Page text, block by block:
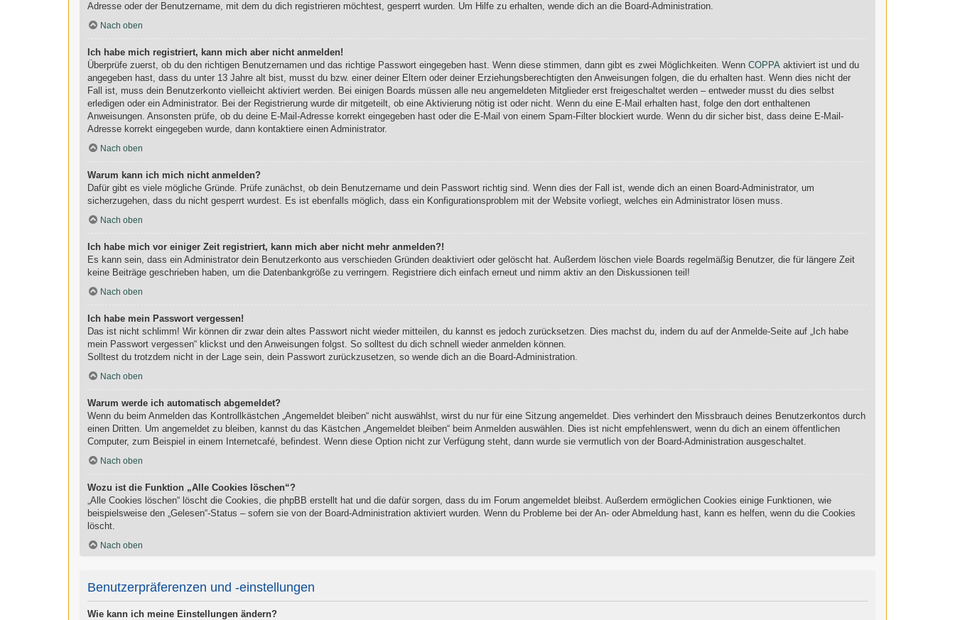
Adresse oder der Benutzername, mit dem du dich registrieren möchtest, gesperrt wurden. Um Hilfe zu erhalten, wende dich an die Board-Administration.
Nach oben
Ich habe mich registriert, kann mich aber nicht anmelden!
Überprüfe zuerst, ob du den richtigen Benutzernamen und das richtige Passwort eingegeben hast. Wenn diese stimmen, dann gibt es zwei Möglichkeiten. Wenn COPPA aktiviert ist und du
angegeben hast, dass du unter 13 Jahre alt bist, musst du bzw. einer deiner Eltern oder deiner Erziehungsberechtigten den Anweisungen folgen, die du erhalten hast. Wenn dies nicht der
Fall ist, muss dein Benutzerkonto vielleicht aktiviert werden. Bei einigen Boards müssen alle neu angemeldeten Mitglieder erst freigeschaltet werden – entweder musst du dies selbst
erledigen oder ein Administrator. Bei der Registrierung wurde dir mitgeteilt, ob eine Aktivierung nötig ist oder nicht. Wenn du eine E-Mail erhalten hast, folge den dort enthaltenen
Anweisungen. Ansonsten prüfe, ob du deine E-Mail-Adresse korrekt eingegeben hast oder die E-Mail von einem Spam-Filter blockiert wurde. Wenn du dir sicher bist, dass deine E-Mail-
Adresse korrekt eingegeben wurde, dann kontaktiere einen Administrator.
Nach oben
Warum kann ich mich nicht anmelden?
Dafür gibt es viele mögliche Gründe. Prüfe zunächst, ob dein Benutzername und dein Passwort richtig sind. Wenn dies der Fall ist, wende dich an einen Board-Administrator, um
sicherzugehen, dass du nicht gesperrt wurdest. Es ist ebenfalls möglich, dass ein Konfigurationsproblem mit der Website vorliegt, welches ein Administrator lösen muss.
Nach oben
Ich habe mich vor einiger Zeit registriert, kann mich aber nicht mehr anmelden?!
Es kann sein, dass ein Administrator dein Benutzerkonto aus verschieden Gründen deaktiviert oder gelöscht hat. Außerdem löschen viele Boards regelmäßig Benutzer, die für längere Zeit
keine Beiträge geschrieben haben, um die Datenbankgröße zu verringern. Registriere dich einfach erneut und nimm aktiv an den Diskussionen teil!
Nach oben
Ich habe mein Passwort vergessen!
Das ist nicht schlimm! Wir können dir zwar dein altes Passwort nicht wieder mitteilen, du kannst es jedoch zurücksetzen. Dies machst du, indem du auf der Anmelde-Seite auf „Ich habe
mein Passwort vergessen“ klickst und den Anweisungen folgst. So solltest du dich schnell wieder anmelden können.
Solltest du trotzdem nicht in der Lage sein, dein Passwort zurückzusetzen, so wende dich an die Board-Administration.
Nach oben
Warum werde ich automatisch abgemeldet?
Wenn du beim Anmelden das Kontrollkästchen „Angemeldet bleiben“ nicht auswählst, wirst du nur für eine Sitzung angemeldet. Dies verhindert den Missbrauch deines Benutzerkontos durch
einen Dritten. Um angemeldet zu bleiben, kannst du das Kästchen „Angemeldet bleiben“ beim Anmelden auswählen. Dies ist nicht empfehlenswert, wenn du dich an einem öffentlichen
Computer, zum Beispiel in einem Internetcafé, befindest. Wenn diese Option nicht zur Verfügung steht, dann wurde sie vermutlich von der Board-Administration ausgeschaltet.
Nach oben
Wozu ist die Funktion „Alle Cookies löschen“?
„Alle Cookies löschen“ löscht die Cookies, die phpBB erstellt hat und die dafür sorgen, dass du im Forum angemeldet bleibst. Außerdem ermöglichen Cookies einige Funktionen, wie
beispielsweise den „Gelesen“-Status – sofern sie von der Board-Administration aktiviert wurden. Wenn du Probleme bei der An- oder Abmeldung hast, kann es helfen, wenn du die Cookies
löscht.
Nach oben
Benutzerpräferenzen und -einstellungen
Wie kann ich meine Einstellungen ändern?